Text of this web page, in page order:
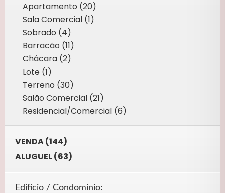
Apartamento (20)
Sala Comercial (1)
Sobrado (4)
Barracão (11)
Chácara (2)
Lote (1)
Terreno (30)
Salão Comercial (21)
Residencial/Comercial (6)
VENDA (144)
ALUGUEL (63)
Edifício / Condomínio: